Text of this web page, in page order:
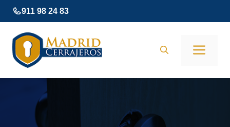
Saltar
al
contenido
911 98 24 83